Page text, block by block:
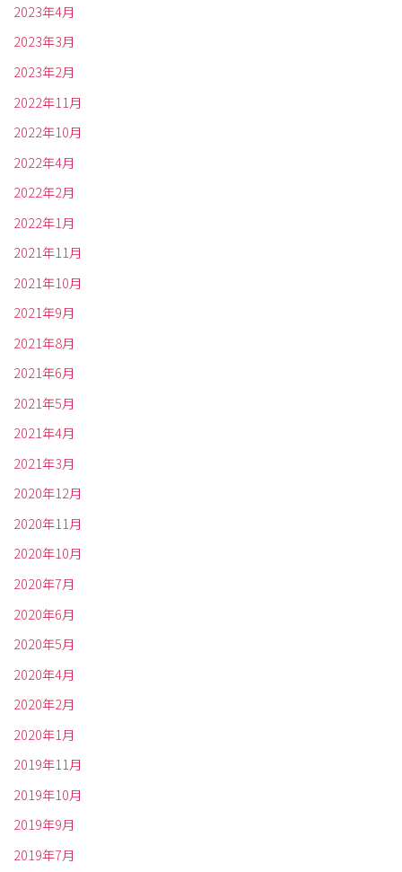
2023年4月
2023年3月
2023年2月
2022年11月
2022年10月
2022年4月
2022年2月
2022年1月
2021年11月
2021年10月
2021年9月
2021年8月
2021年6月
2021年5月
2021年4月
2021年3月
2020年12月
2020年11月
2020年10月
2020年7月
2020年6月
2020年5月
2020年4月
2020年2月
2020年1月
2019年11月
2019年10月
2019年9月
2019年7月